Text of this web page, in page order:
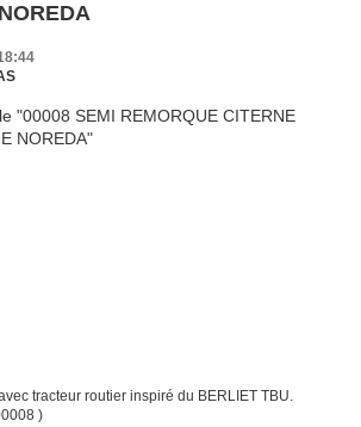
tracteur routier inspiré du BERLIET TBU.
)